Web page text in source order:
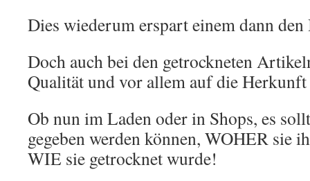
Dies wiederum erspart einem dann
Doch auch bei den getrockneten
Qualität und vor allem auf die
Ob nun im Laden oder in Shops, es
gegeben werden können, WOHER sie
WIE sie getrocknet wurde!